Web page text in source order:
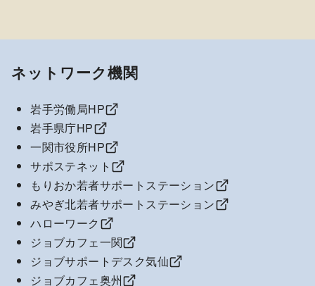
ネットワーク機関
岩手労働局HP
岩手県庁HP
一関市役所HP
サポステネット
もりおか若者サポートステーション
みやぎ北若者サポートステーション
ハローワーク
ジョブカフェ一関
ジョブサポートデスク気仙
ジョブカフェ奥州